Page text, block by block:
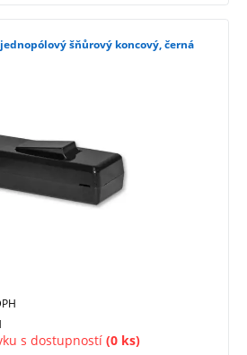
Spínač jednopólový šňůrový koncový, černá
s dostupností (0 ks)